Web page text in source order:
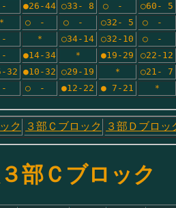
- ●26-44 ○33- 8 ○　-
○60- 5
＊ ○　- ○　- ○32- 5
○　-
- ＊ ○34-14 ○32-10
○　-
- ●14-34 ＊ ●19-29
○22-12
32 ●10-32 ○29-19 ＊
○21- 7
- ○　- ●12-22 ● 7-21 ＊
ク ３部Ｃブロック ３部Ｄブロッ
部Ｃブロック